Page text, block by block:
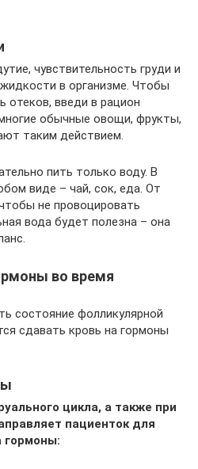
чувствительность груди и
в организме. Чтобы
отеков, введи в рацион
обычные овощи, фрукты,
таким действием.
пить только воду. В
виде – чай, сок, еда. От
не провоцировать
вода будет полезна – она
во время
состояние фолликулярной
сдавать кровь на гормоны
цикла, а также при
пациенток для
гормоны: